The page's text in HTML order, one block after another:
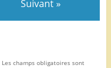
Suivant »
Les champs obligatoires sont